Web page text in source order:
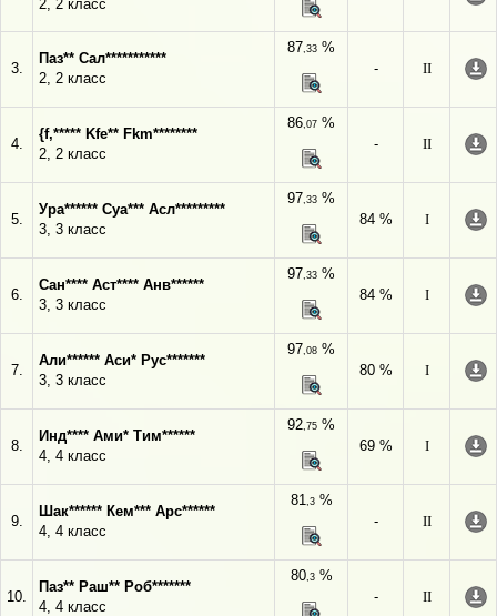
2, 2 класс
3.
Паз** Сал***********
2, 2 класс
87,33 %
-
II
4.
{f,***** Kfe** Fkm********
2, 2 класс
86,07 %
-
II
5.
Ура****** Суа*** Асл*********
3, 3 класс
97,33 %
84 %
I
6.
Сан**** Аст**** Анв******
3, 3 класс
97,33 %
84 %
I
7.
Али****** Аси* Рус*******
3, 3 класс
97,08 %
80 %
I
8.
Инд**** Ами* Тим******
4, 4 класс
92,75 %
69 %
I
9.
Шак****** Кем*** Арс******
4, 4 класс
81,3%
-
II
10.
Паз** Раш** Роб*******
4, 4 класс
80,3%
-
II